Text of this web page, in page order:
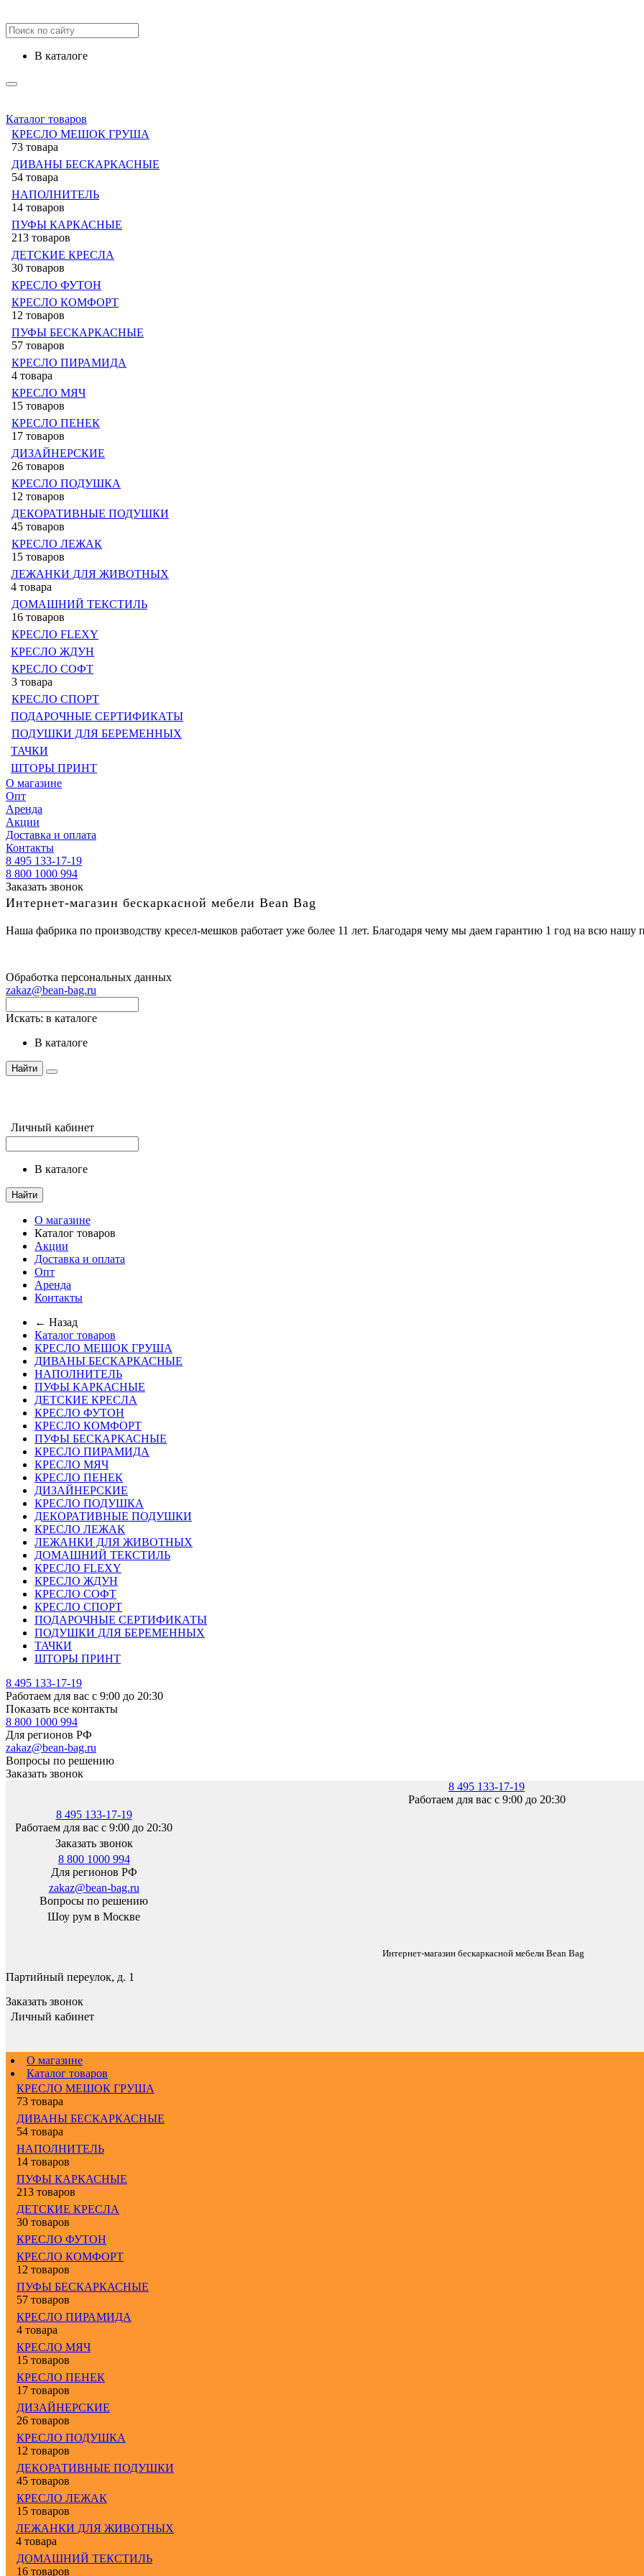
в каталоге
Каталог товаров
КРЕСЛО МЕШОК ГРУША
73 товара
ДИВАНЫ БЕСКАРКАСНЫЕ
54 товара
НАПОЛНИТЕЛЬ
14 товаров
ПУФЫ КАРКАСНЫЕ
213 товаров
ДЕТСКИЕ КРЕСЛА
30 товаров
КРЕСЛО ФУТОН
КРЕСЛО КОМФОРТ
12 товаров
ПУФЫ БЕСКАРКАСНЫЕ
57 товаров
КРЕСЛО ПИРАМИДА
4 товара
КРЕСЛО МЯЧ
15 товаров
КРЕСЛО ПЕНЕК
17 товаров
ДИЗАЙНЕРСКИЕ
26 товаров
КРЕСЛО ПОДУШКА
12 товаров
ДЕКОРАТИВНЫЕ ПОДУШКИ
45 товаров
КРЕСЛО ЛЕЖАК
15 товаров
ЛЕЖАНКИ ДЛЯ ЖИВОТНЫХ
4 товара
ДОМАШНИЙ ТЕКСТИЛЬ
16 товаров
КРЕСЛО FLEXY
КРЕСЛО ЖДУН
КРЕСЛО СОФТ
3 товара
КРЕСЛО СПОРТ
ПОДАРОЧНЫЕ СЕРТИФИКАТЫ
ПОДУШКИ ДЛЯ БЕРЕМЕННЫХ
ТАЧКИ
ШТОРЫ ПРИНТ
О магазине
Опт
Аренда
Акции
Доставка и оплата
Контакты
8 495 133-17-19
8 800 1000 994
Заказать звонок
Интернет-магазин бескаркасной мебели Bean Bag
Наша фабрика по производству кресел-мешков работает уже более 11 лет. Благодаря чему мы даем гарантию 1 год на всю нашу
Обработка персональных данных
zakaz@bean-bag.ru
Искать: в каталоге
в каталоге
Найти
Личный кабинет
в каталоге
Найти
О магазине
Каталог товаров
Акции
Доставка и оплата
Опт
Аренда
Контакты
← Назад
Каталог товаров
КРЕСЛО МЕШОК ГРУША
ДИВАНЫ БЕСКАРКАСНЫЕ
НАПОЛНИТЕЛЬ
ПУФЫ КАРКАСНЫЕ
ДЕТСКИЕ КРЕСЛА
КРЕСЛО ФУТОН
КРЕСЛО КОМФОРТ
ПУФЫ БЕСКАРКАСНЫЕ
КРЕСЛО ПИРАМИДА
КРЕСЛО МЯЧ
КРЕСЛО ПЕНЕК
ДИЗАЙНЕРСКИЕ
КРЕСЛО ПОДУШКА
ДЕКОРАТИВНЫЕ ПОДУШКИ
КРЕСЛО ЛЕЖАК
ЛЕЖАНКИ ДЛЯ ЖИВОТНЫХ
ДОМАШНИЙ ТЕКСТИЛЬ
КРЕСЛО FLEXY
КРЕСЛО ЖДУН
КРЕСЛО СОФТ
КРЕСЛО СПОРТ
ПОДАРОЧНЫЕ СЕРТИФИКАТЫ
ПОДУШКИ ДЛЯ БЕРЕМЕННЫХ
ТАЧКИ
ШТОРЫ ПРИНТ
8 495 133-17-19
Работаем для вас с 9:00 до 20:30
Показать все контакты
8 800 1000 994
Для регионов РФ
zakaz@bean-bag.ru
Вопросы по решению
Заказать звонок
8 495 133-17-19
Работаем для вас с 9:00 до 20:30
8 495 133-17-19
Работаем для вас с 9:00 до 20:30
Заказать звонок
8 800 1000 994
Для регионов РФ
zakaz@bean-bag.ru
Вопросы по решению
Шоу рум в Москве
Интернет-магазин бескаркасной мебели Bean Bag
Партийный переулок, д. 1
Заказать звонок
Личный кабинет
О магазине
Каталог товаров
КРЕСЛО МЕШОК ГРУША
73 товара
ДИВАНЫ БЕСКАРКАСНЫЕ
54 товара
НАПОЛНИТЕЛЬ
14 товаров
ПУФЫ КАРКАСНЫЕ
213 товаров
ДЕТСКИЕ КРЕСЛА
30 товаров
КРЕСЛО ФУТОН
КРЕСЛО КОМФОРТ
12 товаров
ПУФЫ БЕСКАРКАСНЫЕ
57 товаров
КРЕСЛО ПИРАМИДА
4 товара
КРЕСЛО МЯЧ
15 товаров
КРЕСЛО ПЕНЕК
17 товаров
ДИЗАЙНЕРСКИЕ
26 товаров
КРЕСЛО ПОДУШКА
12 товаров
ДЕКОРАТИВНЫЕ ПОДУШКИ
45 товаров
КРЕСЛО ЛЕЖАК
15 товаров
ЛЕЖАНКИ ДЛЯ ЖИВОТНЫХ
4 товара
ДОМАШНИЙ ТЕКСТИЛЬ
16 товаров